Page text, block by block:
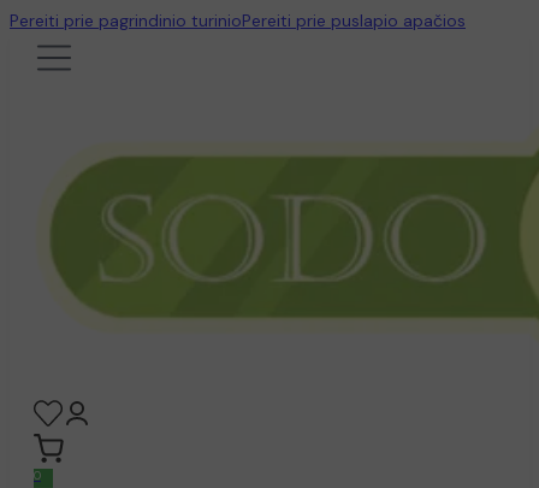
Pereiti prie pagrindinio turinioPereiti prie puslapio apačios
0